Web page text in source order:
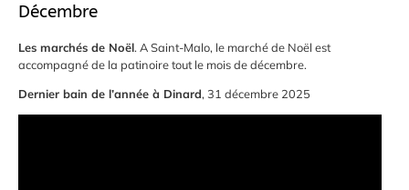
Décembre
Les marchés de Noël. A Saint-Malo, le marché de Noël est
accompagné de la patinoire tout le mois de décembre.
Dernier bain de l’année à Dinard, 31 décembre 2025